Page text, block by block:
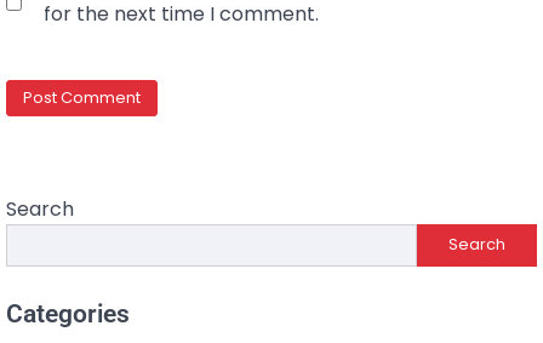
for the next time I comment.
Search
Search
Categories